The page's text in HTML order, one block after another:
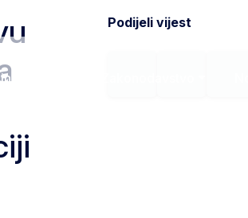
Podijeli vijest